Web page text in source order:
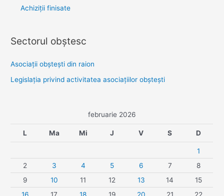
Achiziții finisate
Sectorul obştesc
Asociaţii obşteşti din raion
Legislaţia privind activitatea asociaţiilor obşteşti
februarie 2026
L Ma Mi J V S D
1
2
3 4 5 6 7
8
9
10 11 12 13 14
15